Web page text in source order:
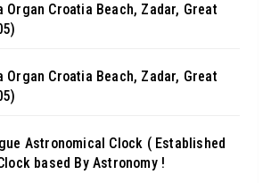
Organ Croatia Beach, Zadar, Great
Organ Croatia Beach, Zadar, Great
Astronomical Clock ( Established
based By Astronomy !